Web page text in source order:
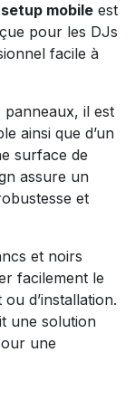
mobile est
pour les DJs
facile à
panneaux, il est
ainsi que d’un
surface de
assure un
et
et noirs
facilement le
d’installation.
une solution
une